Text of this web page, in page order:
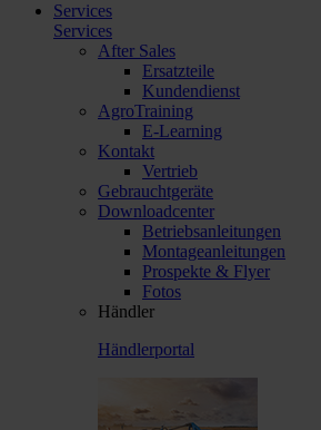
Services
Services
After Sales
Ersatzteile
Kundendienst
AgroTraining
E-Learning
Kontakt
Vertrieb
Gebrauchtgeräte
Downloadcenter
Betriebsanleitungen
Montageanleitungen
Prospekte & Flyer
Fotos
Händler
Händlerportal